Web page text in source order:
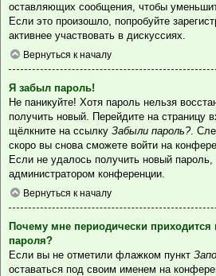
оставляющих сообщения, чтобы
Если это произошло, попробуйте
активнее участвовать в дискуссиях.
Вернуться к началу
Я забыл пароль!
Не паникуйте! Хотя пароль нельзя
получить новый. Перейдите на страницу
щёлкните на ссылку Забыли пароль?.
скоро вы снова сможете войти на
Если не удалось получить новый пароль,
администратором конференции.
Вернуться к началу
Почему мне периодически
пароля?
Если вы не отметили флажком пункт
оставаться под своим именем на